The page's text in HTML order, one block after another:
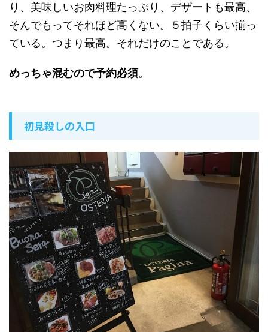
り、美味しいお肉料理たっぷり、デザートも最高、
そんでもってそれほど高くない。５拍子くらい揃っ
ている。つまり最高。それだけのことである。
めっちゃ混むので予約必須。
初見殺しの入口